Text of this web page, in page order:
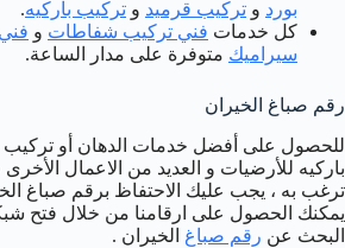
بورد و تركيب قرميد و تركيب باركيه.
كل خدمات فني تركيب شفاطات و
سيراميك متوفرة على مدار الساعة.
رقم صباغ الخيران
للحصول على أفضل خدمات الدهان أو تركيب
باركيه للأرضيات و العديد من الاعمال
ترغب به ، يجب عليك الاحتفاظ برقم صباغ
يمكنك الحصول على ارقامنا من خلال فتح
البحث عن رقم صباغ الخيران .